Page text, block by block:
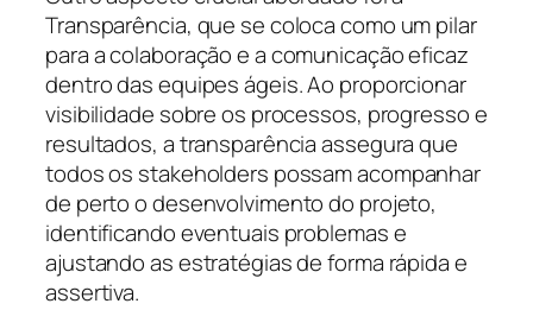
Transparência, que se coloca como um pilar
para a colaboração e a comunicação eficaz
dentro das equipes ágeis. Ao proporcionar
visibilidade sobre os processos, progresso e
resultados, a transparência assegura que
todos os stakeholders possam acompanhar
de perto o desenvolvimento do projeto,
identificando eventuais problemas e
ajustando as estratégias de forma rápida e
assertiva.